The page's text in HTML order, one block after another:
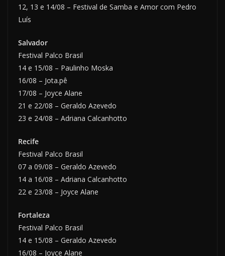
12, 13 e 14/08 – Festival de Samba e Amor com Pedro
Luís
Salvador
Festival Palco Brasil
14 e 15/08 – Paulinho Moska
16/08 – Jota.pê
17/08 – Joyce Alane
21 e 22/08 – Geraldo Azevedo
23 e 24/08 – Adriana Calcanhotto
Recife
Festival Palco Brasil
07 a 09/08 – Geraldo Azevedo
14 a 16/08 – Adriana Calcanhotto
22 e 23/08 – Joyce Alane
Fortaleza
Festival Palco Brasil
14 e 15/08 – Geraldo Azevedo
16/08 – Joyce Alane